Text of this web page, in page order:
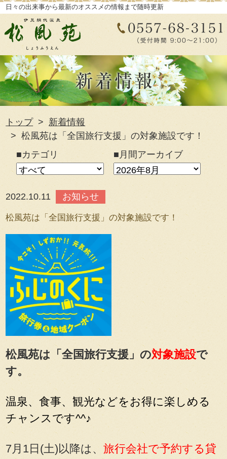
日々の出来事から最新のオススメの情報まで随時更新
トップ
新着情報
松風苑は「全国旅行支援」の対象施設です！
■カテゴリ
■月間アーカイブ
2022.10.11 お知らせ
松風苑は「全国旅行支援」の対象施設です！
松風苑は「全国旅行支援」の対象施設で
す。
温泉、食事、観光などをお得に楽しめる
チャンスです^^♪
7月1日(土)以降は、旅行会社で予約する貸